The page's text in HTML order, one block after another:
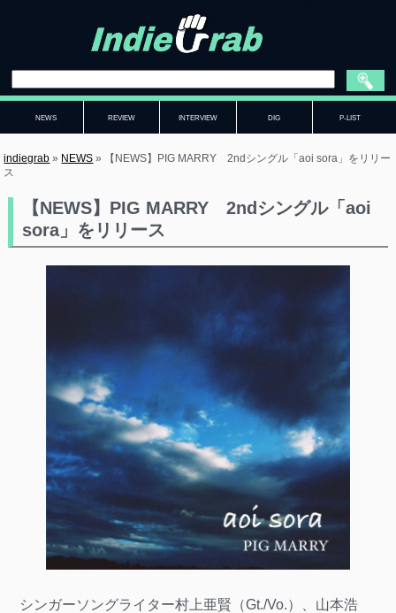
NEWS REVIEW INTERVIEW DIG P-LIST
indiegrab » NEWS »
【NEWS】PIG MARRY 2ndシングル「aoi sora」をリリー
ス
【NEWS】PIG MARRY 2ndシングル「aoi
sora」をリリース
シンガーソングライター村上亜賢（Gt./Vo.）、山本浩